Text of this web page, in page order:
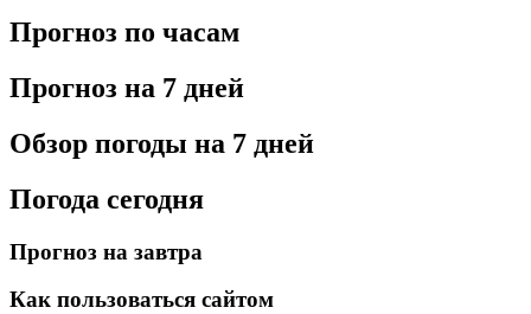
Прогноз по часам
Прогноз на 7 дней
Обзор погоды на 7 дней
Погода сегодня
Прогноз на завтра
Как пользоваться сайтом